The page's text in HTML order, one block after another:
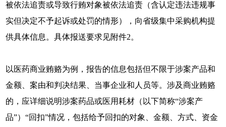
被依法追责或导致行贿对象被依法追责（含认定违法违规事
实但决定不予起诉或处罚的情形），向省级集中采购机构提
供具体信息。具体报送要求见附件2。
以医药商业贿赂为例，报告的信息包括但不限于涉案产品和
金额、案由和判决结果、当事企业和人员等。涉及商业贿赂
的，应详细说明涉案药品或医用耗材（以下简称“涉案产
品”）“回扣”情况，包括给予回扣的对象、金额、方式、资金